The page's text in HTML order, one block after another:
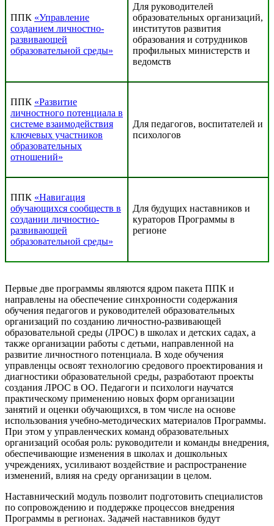
ППК «Управление
созданием личностно-
развивающей
образовательной среды»
Для руководителей
образовательных организаций,
институтов развития
образования и сотрудников
профильных министерств и
ведомств
ППК «Развитие
личностного потенциала в
системе взаимодействия
ключевых участников
образовательных
отношений»
Для педагогов, воспитателей и
психологов
ППК «Навигация
обучающихся сообществ в
создании личностно-
развивающей
образовательной среды»
Для будущих наставников и
кураторов Программы в
регионе
Первые две программы являются ядром пакета ППК и
направлены на обеспечение синхронности содержания
обучения педагогов и руководителей образовательных
организаций по созданию личностно-развивающей
образовательной среды (ЛРОС) в школах и детских садах, а
также организации работы с детьми, направленной на
развитие личностного потенциала. В ходе обучения
управленцы освоят технологию средового проектирования и
диагностики образовательной среды, разработают проекты
создания ЛРОС в ОО. Педагоги и психологи научатся
практическому применению новых форм организации
занятий и оценки обучающихся, в том числе на основе
использования учебно-методических материалов Программы.
При этом у управленческих команд образовательных
организаций особая роль: руководители и команды внедрения,
обеспечивающие изменения в школах и дошкольных
учреждениях, усиливают воздействие и распространение
изменений, влияя на среду организации в целом.
Наставнический модуль позволит подготовить специалистов
по сопровождению и поддержке процессов внедрения
Программы в регионах. Задачей наставников будут